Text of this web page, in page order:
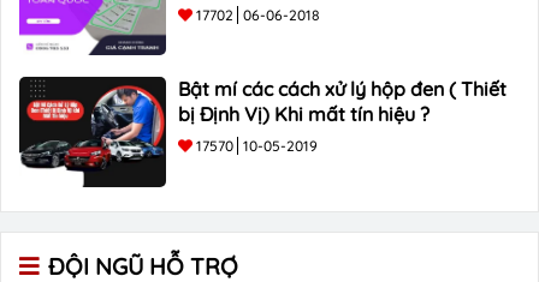
17702 06-06-2018
Bật mí các cách xử lý hộp đen ( Thiết
bị Định Vị) Khi mất tín hiệu ?
17570 10-05-2019
ĐỘI NGŨ HỖ TRỢ